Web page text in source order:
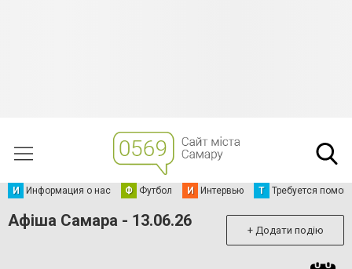
И Информация о нас Ф Футбол И Интервью Т Требуется
Афіша Самара - 13.06.26 + Додати подію